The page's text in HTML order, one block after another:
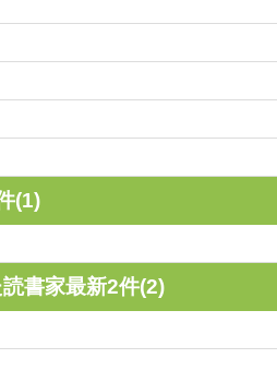
(1)
書家最新2件(2)